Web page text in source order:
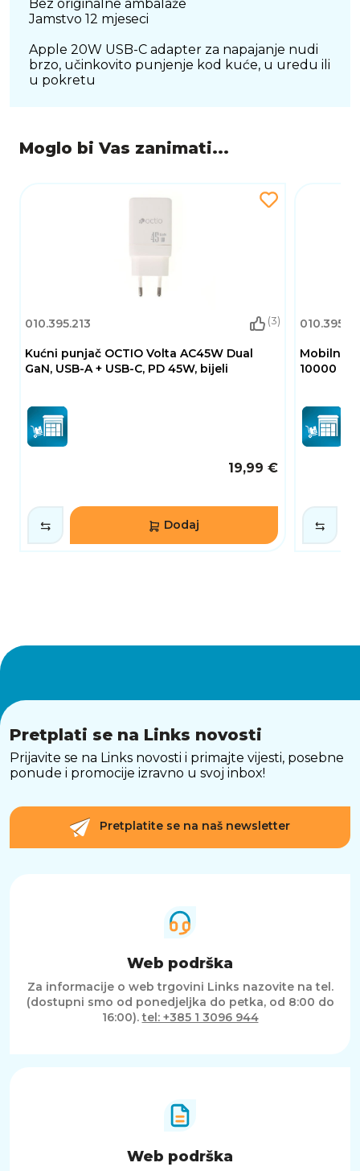
Bez originalne ambalaže
Jamstvo 12 mjeseci
Apple 20W USB-C adapter za napajanje nudi
brzo, učinkovito punjenje kod kuće, u uredu ili
u pokretu
Moglo bi Vas zanimati...
010.395.213 (3)
Kućni punjač OCTIO Volta AC45W Dual
GaN, USB-A + USB-C, PD 45W, bijeli
19,99 €
Dodaj
Mobilni
10000
Pretplati se na Links novosti
Prijavite se na Links novosti i primajte vijesti, posebne
ponude i promocije izravno u svoj inbox!
Pretplatite se na naš newsletter
Web podrška
Za informacije o web trgovini Links nazovite na tel.
(dostupni smo od ponedjeljka do petka, od 8:00 do
16:00).tel: +385 1 3096 944
Web podrška